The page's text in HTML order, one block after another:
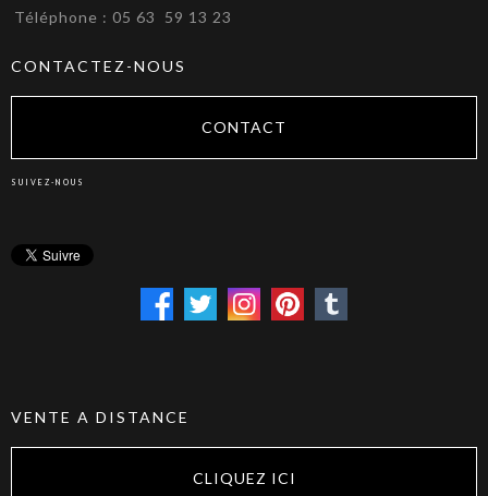
Téléphone : 05 63 59 13 23
CONTACTEZ-NOUS
CONTACT
SUIVEZ-NOUS
VENTE A DISTANCE
CLIQUEZ ICI